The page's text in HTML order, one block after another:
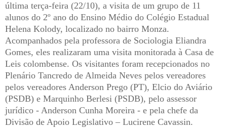
última terça-feira (22/10), a visita de um grupo de 11
alunos do 2º ano do Ensino Médio do Colégio Estadual
Helena Kolody, localizado no bairro Monza.
Acompanhados pela professora de Sociologia Eliandra
Gomes, eles realizaram uma visita monitorada à Casa de
Leis colombense. Os visitantes foram recepcionados no
Plenário Tancredo de Almeida Neves pelos vereadores
pelos vereadores Anderson Prego (PT), Elcio do Aviário
(PSDB) e Marquinho Berlesi (PSDB), pelo assessor
jurídico - Anderson Cunha Moreira - e pela chefe da
Divisão de Apoio Legislativo – Lucirene Cavassin.